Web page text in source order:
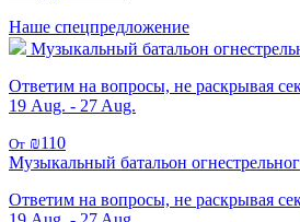
Наше спецпредложение
Музыкальный батальон
Ответим на вопросы, не раскрывая
19 Aug. - 27 Aug.
От ₪110
Музыкальный батальон
Ответим на вопросы, не раскрывая